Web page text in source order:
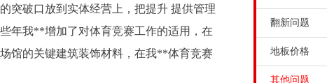
突破口放到实体经营上，把提升 提供管理
年我**增加了对体育竞赛工作的适用，在
馆的关键建筑装饰材料，在我**体育竞赛
翻新问题
地板价格
其他问题